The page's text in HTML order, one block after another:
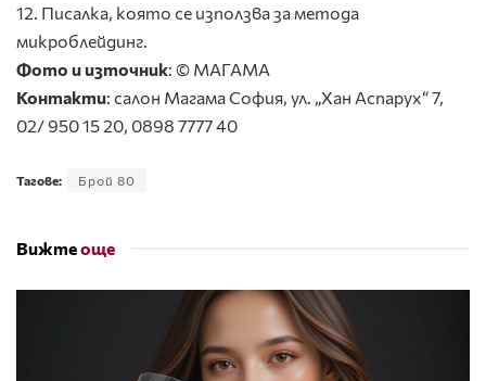
12. Писалка, която се използва за метода
микроблейдинг.
Фото и източник: © МАГАМА
Контакти: салон Магама София, ул. „Хан Аспарух“ 7,
02/ 950 15 20, 0898 7777 40
Тагове: Брой 80
Вижтеоще